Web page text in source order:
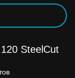
SteelCut